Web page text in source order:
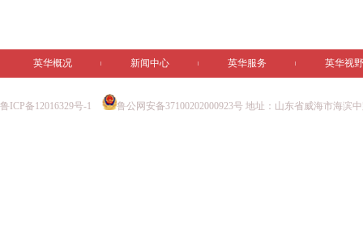
英华概况 新闻中心 英华服务 英华视野
鲁ICP备12016329号-1 鲁公网安备37100202000923号 地址：山东省威海市海滨